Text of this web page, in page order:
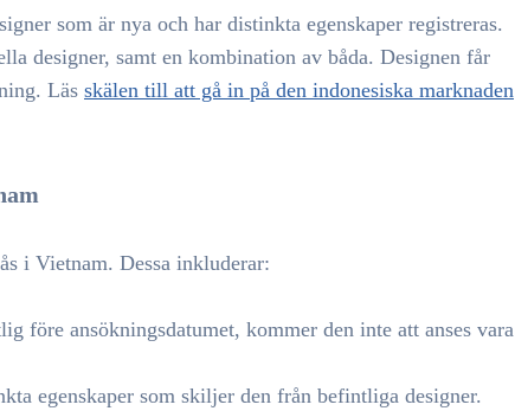
som är nya och har distinkta egenskaper registreras.
designer, samt en kombination av båda. Designen får
Läs skälen till att gå in på den indonesiska marknaden
i Vietnam. Dessa inkluderar:
före ansökningsdatumet, kommer den inte att anses vara
egenskaper som skiljer den från befintliga designer.